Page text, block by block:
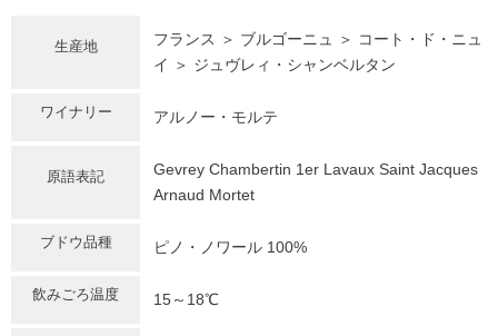
生産地
フランス ＞ ブルゴーニュ ＞ コート・ド・ニュ
イ ＞ ジュヴレィ・シャンベルタン
ワイナリー アルノー・モルテ
原語表記
Gevrey Chambertin 1er Lavaux Saint Jacques
Arnaud Mortet
ブドウ品種 ピノ・ノワール 100%
飲みごろ温度 15～18℃